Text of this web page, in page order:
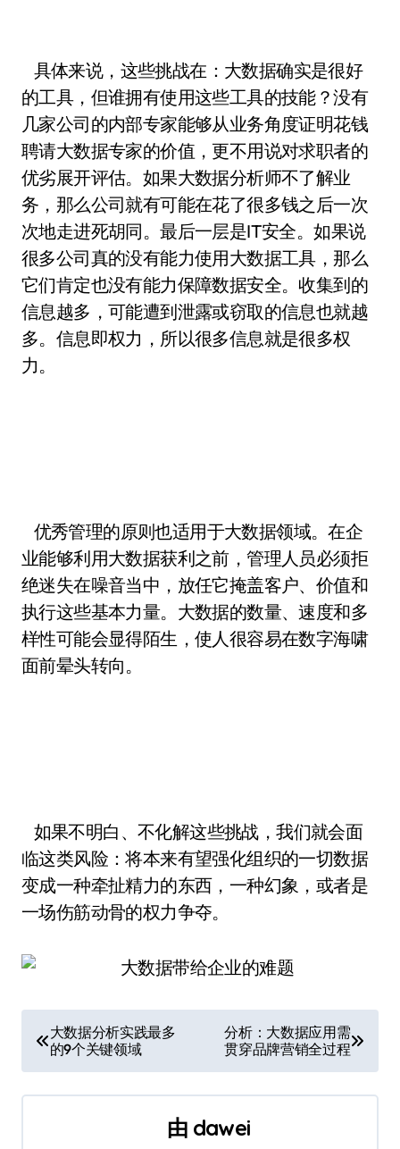
具体来说，这些挑战在：大数据确实是很好
的工具，但谁拥有使用这些工具的技能？没有
几家公司的内部专家能够从业务角度证明花钱
聘请大数据专家的价值，更不用说对求职者的
优劣展开评估。如果大数据分析师不了解业
务，那么公司就有可能在花了很多钱之后一次
次地走进死胡同。最后一层是IT安全。如果说
很多公司真的没有能力使用大数据工具，那么
它们肯定也没有能力保障数据安全。收集到的
信息越多，可能遭到泄露或窃取的信息也就越
多。信息即权力，所以很多信息就是很多权
力。
优秀管理的原则也适用于大数据领域。在企
业能够利用大数据获利之前，管理人员必须拒
绝迷失在噪音当中，放任它掩盖客户、价值和
执行这些基本力量。大数据的数量、速度和多
样性可能会显得陌生，使人很容易在数字海啸
面前晕头转向。
如果不明白、不化解这些挑战，我们就会面
临这类风险：将本来有望强化组织的一切数据
变成一种牵扯精力的东西，一种幻象，或者是
一场伤筋动骨的权力争夺。
文
章
导
大数据分析实践最多
的9个关键领域
分析：大数据应用需
贯穿品牌营销全过程
由 dawei